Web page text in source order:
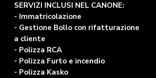
SERVIZI INCLUSI NEL CANONE:
- Immatricolazione
- Gestione Bollo con rifatturazione
a cliente
- Polizza RCA
- Polizza Furto e incendio
- Polizza Kasko